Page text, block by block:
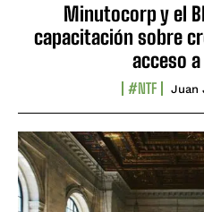
Minutocorp y el
capacitación sobre
acceso
#NTF Juan